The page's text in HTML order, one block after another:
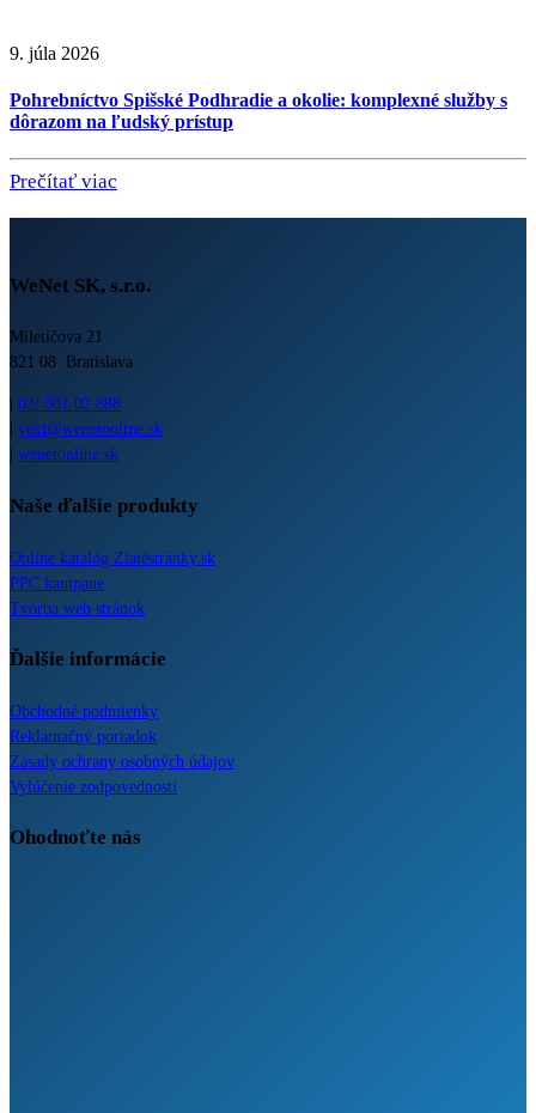
9. júla 2026
Pohrebníctvo Spišské Podhradie a okolie: komplexné služby s
dôrazom na ľudský prístup
Prečítať viac
WeNet SK, s.r.o.
Miletičova 21
821 08 Bratislava
02/ 501 02 888
yext@wenetonline.sk
wenetonline.sk
Naše ďalšie produkty
Online katalóg Zlatéstránky.sk
PPC kampane
Tvorba web stránok
Ďalšie informácie
Obchodné podmienky
Reklamačný poriadok
Zásady ochrany osobných údajov
Vylúčenie zodpovednosti
Ohodnoťte nás